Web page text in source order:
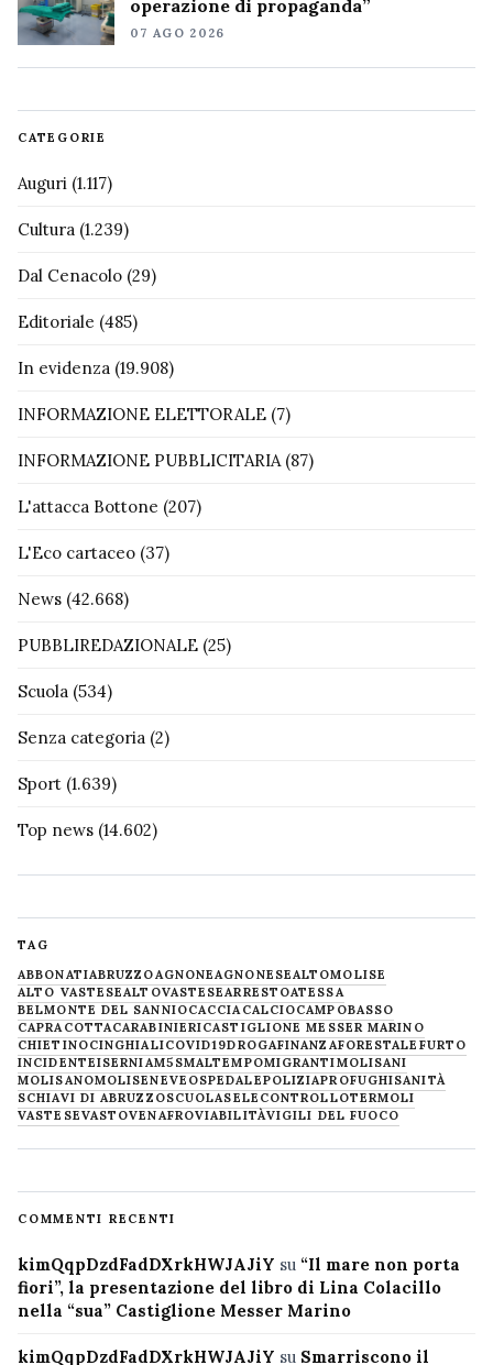
operazione di propaganda”
07 AGO 2026
CATEGORIE
Auguri (1.117)
Cultura (1.239)
Dal Cenacolo (29)
Editoriale (485)
In evidenza (19.908)
INFORMAZIONE ELETTORALE (7)
INFORMAZIONE PUBBLICITARIA (87)
L'attacca Bottone (207)
L'Eco cartaceo (37)
News (42.668)
PUBBLIREDAZIONALE (25)
Scuola (534)
Senza categoria (2)
Sport (1.639)
Top news (14.602)
TAG
ABBONATIABRUZZOAGNONEAGNONESEALTOMOLISE
ALTO VASTESEALTOVASTESEARRESTOATESSA
BELMONTE DEL SANNIOCACCIA CALCIOCAMPOBASSO
CAPRACOTTACARABINIERICASTIGLIONE MESSER MARINO
CHIETINOCINGHIALICOVID19DROGAFINANZAFORESTALE FURTO
INCIDENTEISERNIAM5SMALTEMPOMIGRANTIMOLISANI
MOLISANOMOLISENEVE OSPEDALEPOLIZIAPROFUGHISANITÀ
SCHIAVI DI ABRUZZOSCUOLASELECONTROLLOTERMOLI
VASTESEVASTOVENAFROVIABILITÀVIGILI DEL FUOCO
COMMENTI RECENTI
kimQqpDzdFadDXrkHWJAJiY su “Il mare non porta
fiori”, la presentazione del libro di Lina Colacillo
nella “sua” Castiglione Messer Marino
kimQqpDzdFadDXrkHWJAJiY su Smarriscono il